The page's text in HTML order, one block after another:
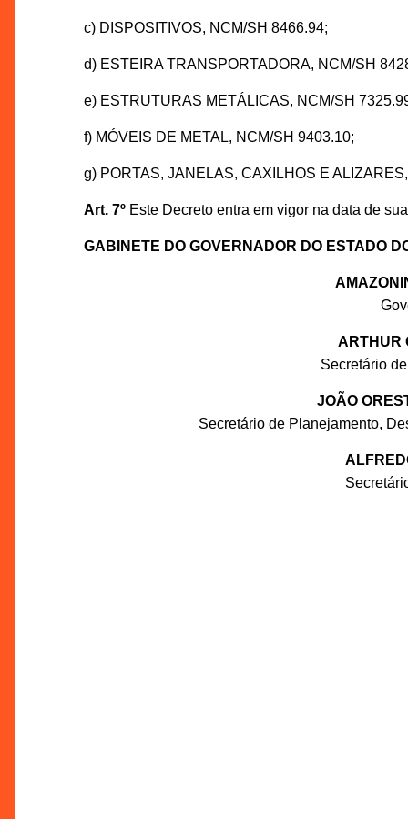
c) DISPOSITIVOS, NCM/SH 8466.94;
d) ESTEIRA TRANSPORTADORA, NCM/SH
e) ESTRUTURAS METÁLICAS, NCM/SH
f) MÓVEIS DE METAL, NCM/SH 9403.10;
g) PORTAS, JANELAS, CAXILHOS E
Art. 7ºEste Decreto entra em vigor na data de
GABINETE DO GOVERNADOR DO ESTADO
ARTHUR
Secretário
JOÃO
Secretário de Planejamento,